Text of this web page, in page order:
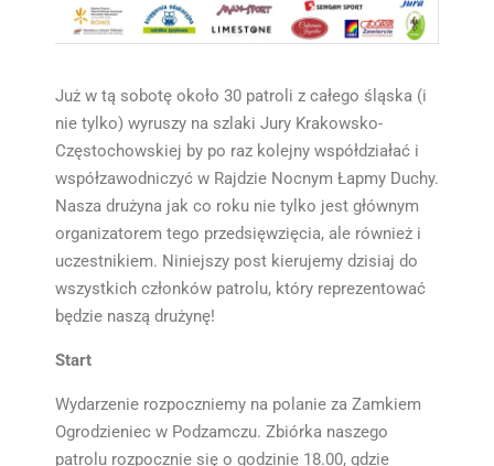
Już w tą sobotę około 30 patroli z całego śląska (i
nie tylko) wyruszy na szlaki Jury Krakowsko-
Częstochowskiej by po raz kolejny współdziałać i
współzawodniczyć w Rajdzie Nocnym Łapmy Duchy.
Nasza drużyna jak co roku nie tylko jest głównym
organizatorem tego przedsięwzięcia, ale również i
uczestnikiem. Niniejszy post kierujemy dzisiaj do
wszystkich członków patrolu, który reprezentować
będzie naszą drużynę!
Start
Wydarzenie rozpoczniemy na polanie za Zamkiem
Ogrodzieniec w Podzamczu. Zbiórka naszego
patrolu rozpocznie się o godzinie 18.00, gdzie